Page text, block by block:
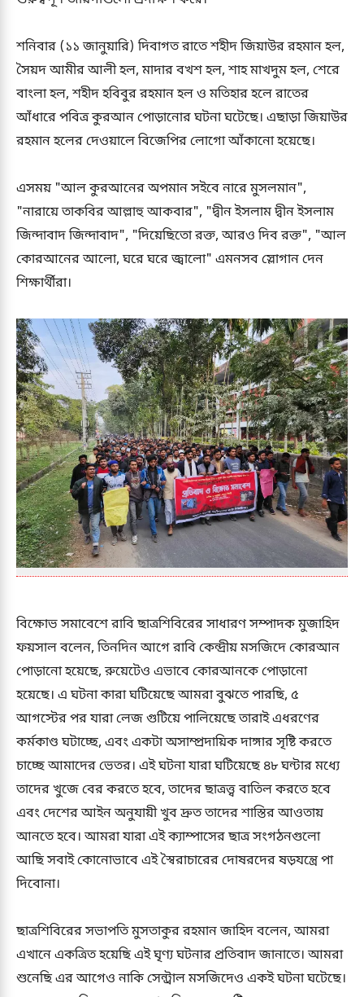
শনিবার (১১ জানুয়ারি) দিবাগত রাতে শহীদ জিয়াউর রহমান হল,
সৈয়দ আমীর আলী হল, মাদার বখশ হল, শাহ মাখদুম হল, শেরে
বাংলা হল, শহীদ হবিবুর রহমান হল ও মতিহার হলে রাতের
আঁধারে পবিত্র কুরআন পোড়ানোর ঘটনা ঘটেছে। এছাড়া জিয়াউর
রহমান হলের দেওয়ালে বিজেপির লোগো আঁকানো হয়েছে।
এসময় "আল কুরআনের অপমান সইবে নারে মুসলমান",
"নারায়ে তাকবির আল্লাহু আকবার", "দ্বীন ইসলাম দ্বীন ইসলাম
জিন্দাবাদ জিন্দাবাদ", "দিয়েছিতো রক্ত, আরও দিব রক্ত", "আল
কোরআনের আলো, ঘরে ঘরে জ্বালো" এমনসব স্লোগান দেন
শিক্ষার্থীরা।
বিক্ষোভ সমাবেশে রাবি ছাত্রশিবিরের সাধারণ সম্পাদক মুজাহিদ
ফয়সাল বলেন, তিনদিন আগে রাবি কেন্দ্রীয় মসজিদে কোরআন
পোড়ানো হয়েছে, রুয়েটেও এভাবে কোরআনকে পোড়ানো
হয়েছে। এ ঘটনা কারা ঘটিয়েছে আমরা বুঝতে পারছি, ৫
আগস্টের পর যারা লেজ গুটিয়ে পালিয়েছে তারাই এধরণের
কর্মকাণ্ড ঘটাচ্ছে, এবং একটা অসাম্প্রদায়িক দাঙ্গার সৃষ্টি করতে
চাচ্ছে আমাদের ভেতর। এই ঘটনা যারা ঘটিয়েছে ৪৮ ঘন্টার মধ্যে
তাদের খুজে বের করতে হবে, তাদের ছাত্রত্ত্ব বাতিল করতে হবে
এবং দেশের আইন অনুযায়ী খুব দ্রুত তাদের শাস্তির আওতায়
আনতে হবে। আমরা যারা এই ক্যাম্পাসের ছাত্র সংগঠনগুলো
আছি সবাই কোনোভাবে এই স্বৈরাচারের দোষরদের ষড়যন্ত্রে পা
দিবোনা।
ছাত্রশিবিরের সভাপতি মুসতাকুর রহমান জাহিদ বলেন, আমরা
এখানে একত্রিত হয়েছি এই ঘৃণ্য ঘটনার প্রতিবাদ জানাতে। আমরা
শুনেছি এর আগেও নাকি সেন্ট্রাল মসজিদেও একই ঘটনা ঘটেছে।